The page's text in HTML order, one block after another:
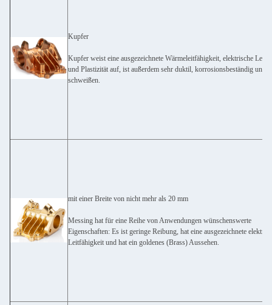
Kupfer
Kupfer weist eine ausgezeichnete Wärmeleitfähigkeit, elektrische
und Plastizität auf, ist außerdem sehr duktil, korrosionsbeständig und
schweißen.
mit einer Breite von nicht mehr als 20 mm
Messing hat für eine Reihe von Anwendungen wünschenswerte
Eigenschaften: Es ist geringe Reibung, hat eine ausgezeichnete
Leitfähigkeit und hat ein goldenes (Brass) Aussehen.